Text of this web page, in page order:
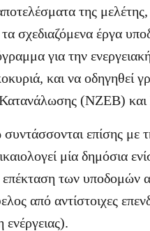
της
σχεδιαζόμενα έργα
για την
και να οδηγηθεί
Κατανάλωσης (NZEB)
επίσης
μία δημόσια
επέκταση των υποδομών
από αντίστοιχες
ενέργειας).